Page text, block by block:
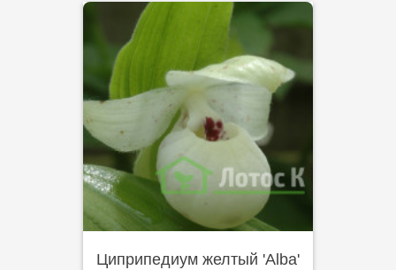
Циприпедиум желтый 'Alba'